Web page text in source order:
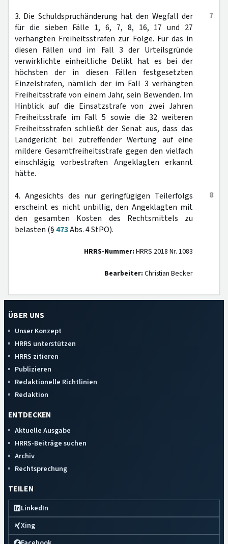
7
3. Die Schuldspruchänderung hat den Wegfall der
für die sieben Fälle 1, 6, 7, 8, 16, 17 und 27
verhängten Freiheitsstrafen zur Folge. Für das in
diesen Fällen und im Fall 3 der Urteilsgründe
verwirklichte einheitliche Delikt hat es bei der
höchsten der in diesen Fällen festgesetzten
Einzelstrafen, nämlich der im Fall 3 verhängten
Freiheitsstrafe von einem Jahr, sein Bewenden. Im
Hinblick auf die Einsatzstrafe von zwei Jahren
Freiheitsstrafe im Fall 5 sowie die 32 weiteren
Freiheitsstrafen schließt der Senat aus, dass das
Landgericht bei zutreffender Wertung auf eine
mildere Gesamtfreiheitsstrafe gegen den vielfach
einschlägig vorbestraften Angeklagten erkannt
hätte.
8
4. Angesichts des nur geringfügigen Teilerfolgs
erscheint es nicht unbillig, den Angeklagten mit
den gesamten Kosten des Rechtsmittels zu
belasten (§473Abs. 4 StPO).
HRRS-Nummer: HRRS 2018 Nr. 1083
Bearbeiter: Christian Becker
ÜBER UNS
Unser Konzept
HRRS unterstützen
HRRS zitieren
Publizieren
Redaktionelle Richtlinien
Redaktion
ENTDECKEN
Aktuelle Ausgabe
HRRS-Beiträge suchen
Archiv
Rechtsprechung
TEILEN
LinkedIn
Xing